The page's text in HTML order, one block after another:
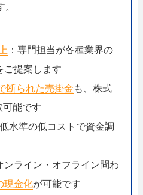
：専門担当が各種業界の
ご提案します
断られた売掛金 も、株式
可能です
水準の低コストで資金調
ライン・オフライン問わ
現金化が可能です